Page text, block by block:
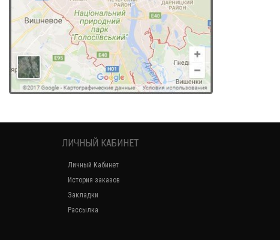
ЛИЧНЫЙ КАБИНЕТ
Личный Кабинет
История заказов
Закладки
Рассылка